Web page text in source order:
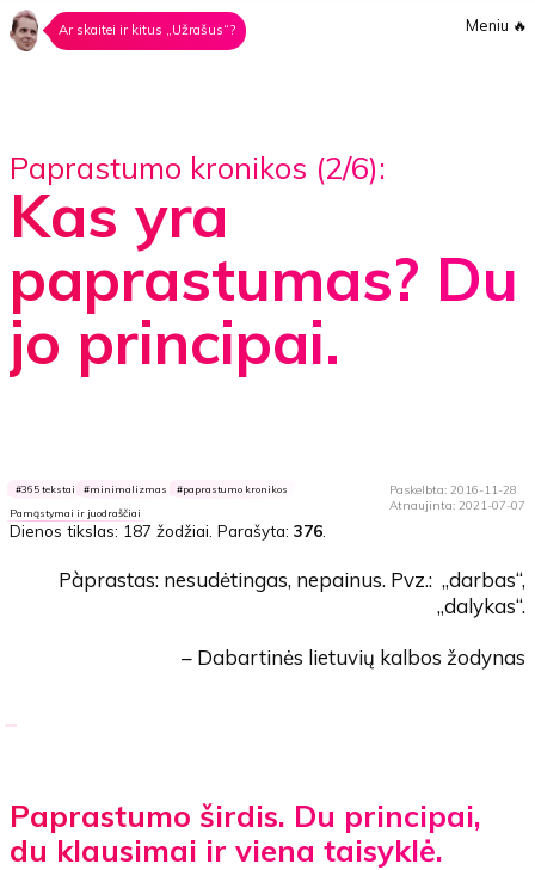
Ar skaitei ir kitus „Užrašus“? Meniu 🔥
Paprastumo kronikos (2/6):
Kas yra
paprastumas? Du
jo principai.
Paskelbta: 2016-11-28
Atnaujinta: 2021-07-07
365 tekstai minimalizmas paprastumo kronikos
Pamąstymai ir juodraščiai
Dienos tikslas: 187 žodžiai . Parašyta:376
Pàprastas: nesudėtingas, nepainus. Pvz.: „darbas“,
„dalykas“.
– Dabartinės lietuvių kalbos žodynas
Paprastumo širdis. Du principai,
du klausimai ir viena taisyklė.